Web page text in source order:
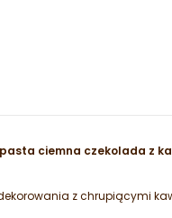
pasta ciemna czekolada z
z chrupiącymi